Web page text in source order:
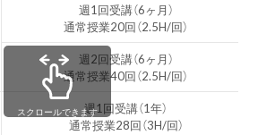
週1回受講（6ヶ月）
通常授業20回（2.5H/回）
週2回受講（6ヶ月）
通常授業40回（2.5H/回）
週1回受講（1年）
通常授業28回（3H/回）
スクロールできます